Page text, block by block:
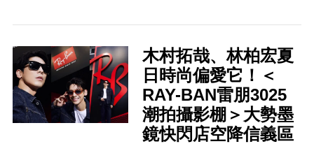
木村拓哉、林柏宏夏
日時尚偏愛它！＜
RAY-BAN雷朋3025
潮拍攝影棚＞大勢墨
鏡快閃店空降信義區